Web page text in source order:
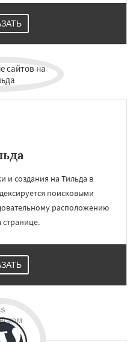
и создания на Тильда в
поисковыми
расположению